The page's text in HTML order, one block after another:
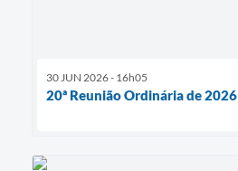
30 JUN 2026 - 16h05
20ª Reunião Ordinária de 2026